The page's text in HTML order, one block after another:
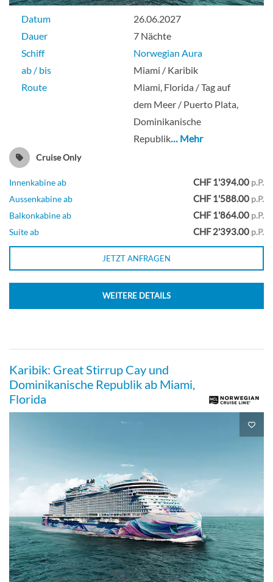
Suite
Club Balcony Suite-[MA]
Forward-Facing Club Balcony Suite-
[MB]
Deck 10
Suite
Suite
Deck 05
Aussenkabine
Datum
26.06.2027
Dauer
7 Nächte
Schiff
Norwegian Aura
ab / bis
Miami / Karibik
Route
Miami, Florida / Tag auf
dem Meer / Puerto Plata,
Dominikanische
Republik… Mehr
Cruise Only
Innenkabine ab CHF 1'394.00 p.P.
Aussenkabine ab
CHF 1'588.00 p.P.
Balkonkabine ab
CHF 1'864.00 p.P.
Suite ab
CHF 2'393.00 p.P.
JETZT ANFRAGEN
WEITERE DETAILS
Karibik: Great Stirrup Cay und
Dominikanische Republik ab Miami,
Florida